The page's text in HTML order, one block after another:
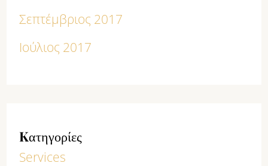
Σεπτέμβριος 2017
Ιούλιος 2017
Kατηγορίες
Services